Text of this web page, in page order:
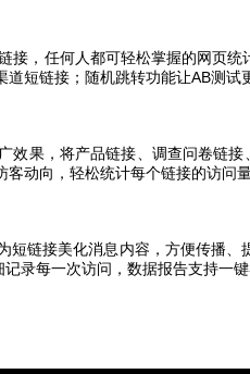
，任何人都可轻松掌握的网页
短链接；随机跳转功能让AB测试
果，将产品链接、调查问卷链
客动向，轻松统计每个链接的访问
链接美化消息内容，方便传播
录每一次访问，数据报告支持一键